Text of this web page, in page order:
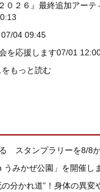
０２６』最終追加アー
07/04 09:45
を応援します07/01
をもっと読む
スタンプラリーを8/8
うみかぜ公園」を開催し
の分かれ道”！身体の異